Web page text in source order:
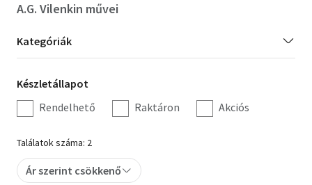
Hobbi, szabadidő
Irodalom
Művészet
Szakkönyv
A.G. Vilenkin művei
Kategória
szűrés
Kategóriák
Készletállapot
szűrés
Készletállapot
Rendelhető
Raktáron Akciós
Találatok száma: 2
Ár szerint csökkenő